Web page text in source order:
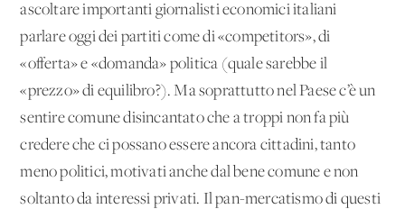
ascoltare importanti giornalisti economici italiani
parlare oggi dei partiti come di «competitors», di
«offerta» e «domanda» politica (quale sarebbe il
«prezzo» di equilibro?). Ma soprattutto nel Paese c’è un
sentire comune disincantato che a troppi non fa più
credere che ci possano essere ancora cittadini, tanto
meno politici, motivati anche dal bene comune e non
soltanto da interessi privati. Il pan-mercatismo di questi